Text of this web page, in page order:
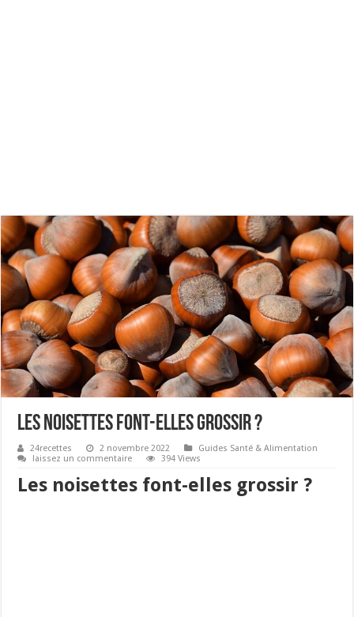
Les noisettes font-elles grossir ?
24recettes 2 novembre 2022
Guides Santé & Alimentation
laissez un commentaire
394 Views
Les noisettes font-elles grossir ?